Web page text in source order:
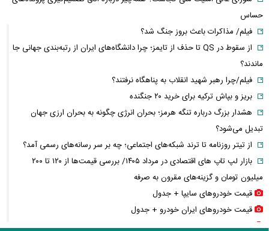
حساس
فیلم/ مذاکرات باعث بروز جنگ شد؟
از سقوط در QS تا حذف از تایمز؛ چرا دانشگاه‌های ایران از رتبه‌بندی جهانی جا
ماندند؟
فیلم/چرا رهبر شهید انقلاب به پناهگاه نرفتند؟
بریز و بپاش ترکیه برای خرید ۲۰ جنگنده
هشدار بزرگ درباره تنگه هرمز؛ بحران انرژی چگونه به بحران ارزی جهان
تبدیل می‌شود؟
از تیتر روزنامه تا ترند شبکه‌های اجتماعی؛ چه بر سر رسانه‌های رسمی آمد؟
بازار لپ‌ تاپ‌ های اقتصادی در مرداد ۱۴۰۵/ بررسی قیمت‌ها از ۱۲۰ تا ۲۰۰
میلیون تومان و گزینه‌های مقرون‌ به‌ صرفه
قیمت خودرو‌های سایپا + جدول
قیمت خودرو‌های ایران خودرو + جدول
قیمت سکه پارسیان + جدول